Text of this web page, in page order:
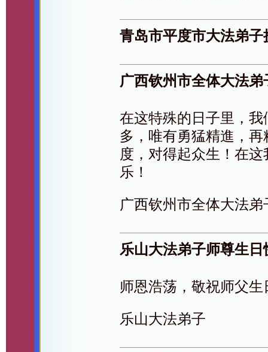
青岛市平度市大法弟
广西钦州市全体大法
在这特殊的日子里，
多，唯有勇猛精進，
度，对得起众生！在
乐！
广西钦州市全体大法弟
乐山大法弟子师尊生日
师恩浩荡，敬祝师父生
乐山大法弟子